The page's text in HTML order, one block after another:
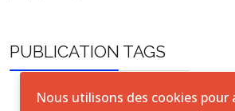
PUBLICATION TAGS
Nous utilisons des cookies pour